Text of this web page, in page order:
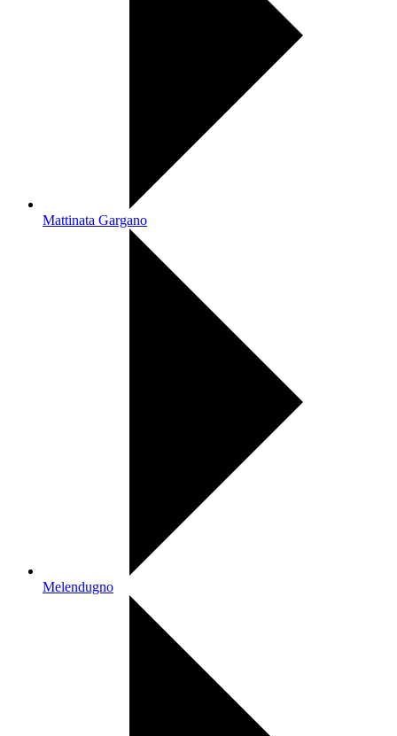
Mattinata Gargano
Melendugno